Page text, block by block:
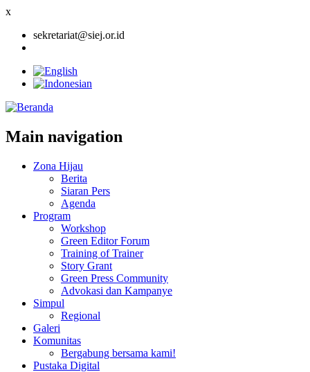
x
sekretariat@siej.or.id
Main navigation
Zona Hijau
Berita
Siaran Pers
Agenda
Program
Workshop
Green Editor Forum
Training of Trainer
Story Grant
Green Press Community
Advokasi dan Kampanye
Simpul
Regional
Galeri
Komunitas
Bergabung bersama kami!
Pustaka Digital